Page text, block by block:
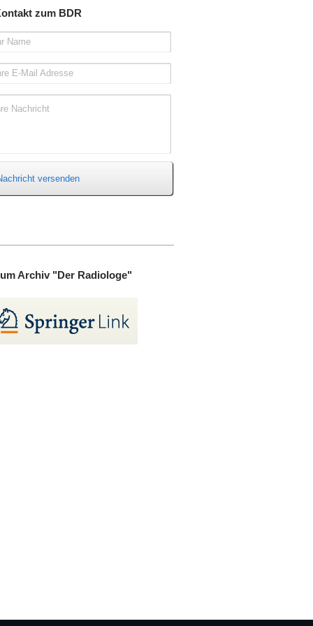
zum BDR
Name
E-Mail Adresse
Nachricht
versenden
Archiv "Der Radiologe"